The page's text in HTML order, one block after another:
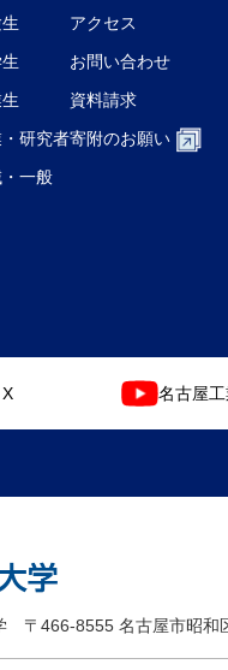
研究者
一般
アクセス
お問い合わせ
資料請求
寄附のお願い
名古屋
〒466-8555 名古屋市昭和